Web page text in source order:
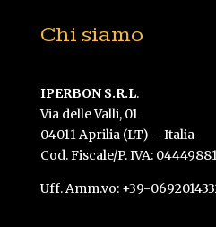
Chi siamo
IPERBON S.R.L.
Via delle Valli, 01
04011 Aprilia (LT) – Italia
Cod. Fiscale/P. IVA:
Uff. Amm.vo: +39-